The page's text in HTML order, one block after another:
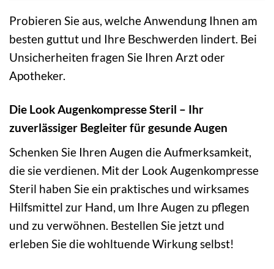
Probieren Sie aus, welche Anwendung Ihnen am
besten guttut und Ihre Beschwerden lindert. Bei
Unsicherheiten fragen Sie Ihren Arzt oder
Apotheker.
Die Look Augenkompresse Steril – Ihr
zuverlässiger Begleiter für gesunde Augen
Schenken Sie Ihren Augen die Aufmerksamkeit,
die sie verdienen. Mit der Look Augenkompresse
Steril haben Sie ein praktisches und wirksames
Hilfsmittel zur Hand, um Ihre Augen zu pflegen
und zu verwöhnen. Bestellen Sie jetzt und
erleben Sie die wohltuende Wirkung selbst!